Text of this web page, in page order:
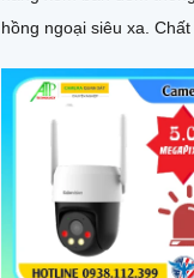
hồng ngoại siêu xa. Chất lượng hình ảnh